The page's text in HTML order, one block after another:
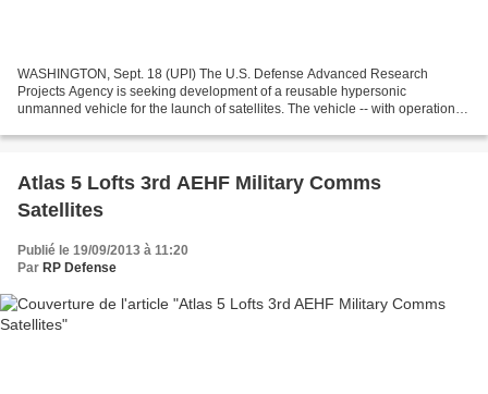
WASHINGTON, Sept. 18 (UPI) The U.S. Defense Advanced Research
Projects Agency is seeking development of a reusable hypersonic
unmanned vehicle for the launch of satellites. The vehicle -- with operation
Atlas 5 Lofts 3rd AEHF Military Comms
Satellites
Publié le 19/09/2013 à 11:20
Par RP Defense